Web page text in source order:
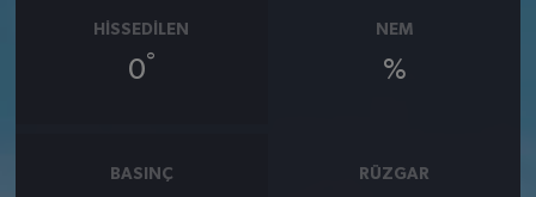
HISSEDILEN
0°
NEM
%
BASINÇ RÜZGAR